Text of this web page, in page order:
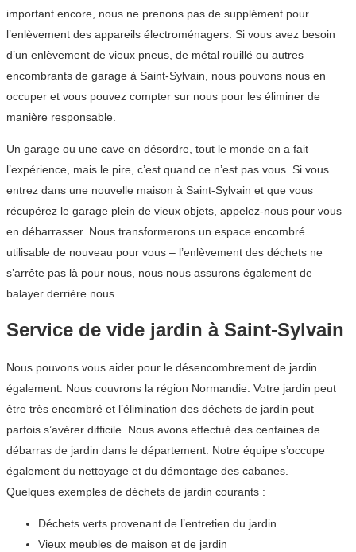
important encore, nous ne prenons pas de supplément pour
l’enlèvement des appareils électroménagers. Si vous avez besoin
d’un enlèvement de vieux pneus, de métal rouillé ou autres
encombrants de garage à Saint-Sylvain, nous pouvons nous en
occuper et vous pouvez compter sur nous pour les éliminer de
manière responsable.
Un garage ou une cave en désordre, tout le monde en a fait
l’expérience, mais le pire, c’est quand ce n’est pas vous. Si vous
entrez dans une nouvelle maison à Saint-Sylvain et que vous
récupérez le garage plein de vieux objets, appelez-nous pour vous
en débarrasser. Nous transformerons un espace encombré
utilisable de nouveau pour vous – l’enlèvement des déchets ne
s’arrête pas là pour nous, nous nous assurons également de
balayer derrière nous.
Service de vide jardin à Saint-Sylvain
Nous pouvons vous aider pour le désencombrement de jardin
également. Nous couvrons la région Normandie. Votre jardin peut
être très encombré et l’élimination des déchets de jardin peut
parfois s’avérer difficile. Nous avons effectué des centaines de
débarras de jardin dans le département. Notre équipe s’occupe
également du nettoyage et du démontage des cabanes.
Quelques exemples de déchets de jardin courants :
Déchets verts provenant de l’entretien du jardin.
Vieux meubles de maison et de jardin